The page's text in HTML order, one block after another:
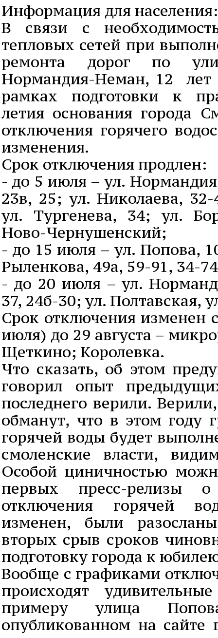
Информация для населения:
В связи с
тепловых сетей при
ремонта дорог по
Нормандия-Неман, 12 лет
рамках подготовки к
летия основания города
отключения горячего
изменения.
Срок отключения продлен:
- до 5 июля – ул.
23в, 25; ул. Николаева,
ул. Тургенева, 34; ул.
Ново-Чернушенский;
- до 15 июля – ул. Попова,
Рыленкова, 49а, 59-91, 34-
- до 20 июля – ул.
37, 24б-30; ул. Полтавская,
Срок отключения изменен
июля) до 29 августа –
Щеткино; Королевка.
Что сказать, об этом
говорил опыт
последнего верили.
обманут, что в этом году
горячей воды будет
смоленские власти,
Особой циничностью
первых пресс-релизы
отключения горячей
изменен, были
вторых срыв сроков
подготовку города к
Вообще с графиками
происходят
примеру улица
опубликованном на сайте